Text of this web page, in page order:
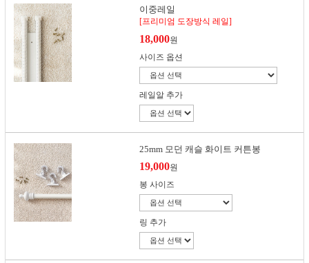
이중레일
[프리미엄 도장방식 레일]
18,000원
사이즈 옵션
레일알 추가
25mm 모던 캐슬 화이트 커튼봉
19,000원
봉 사이즈
링 추가